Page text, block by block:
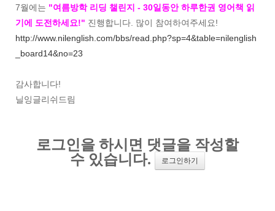
7월에는 "여름방학 리딩 챌린지 - 30일동안 하루한권 영어책 읽
기에 도전하세요!" 진행합니다. 많이 참여하여주세요!
http://www.nilenglish.com/bbs/read.php?sp=4&table=nilenglish
_board14&no=23
감사합니다!
닐잉글리쉬드림